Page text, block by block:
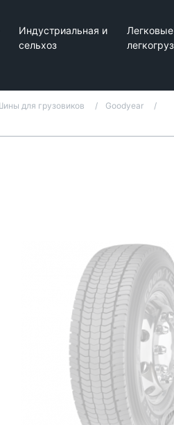
Индустриальная и
сельхоз
для грузовиков
Goodyear